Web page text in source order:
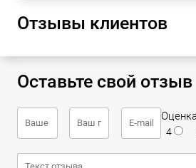
Отзывы клиентов
Оставьте свой отзыв
4